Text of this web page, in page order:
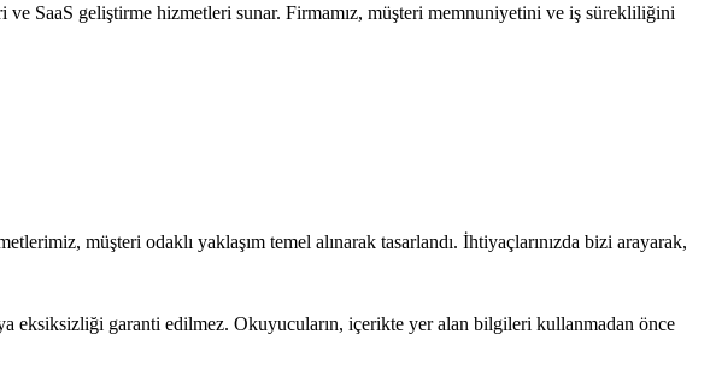
SaaS geliştirme hizmetleri sunar. Firmamız, müşteri memnuniyetini ve iş sürekliliğini
müşteri odaklı yaklaşım temel alınarak tasarlandı. İhtiyaçlarınızda bizi arayarak,
eksiksizliği garanti edilmez. Okuyucuların, içerikte yer alan bilgileri kullanmadan önce